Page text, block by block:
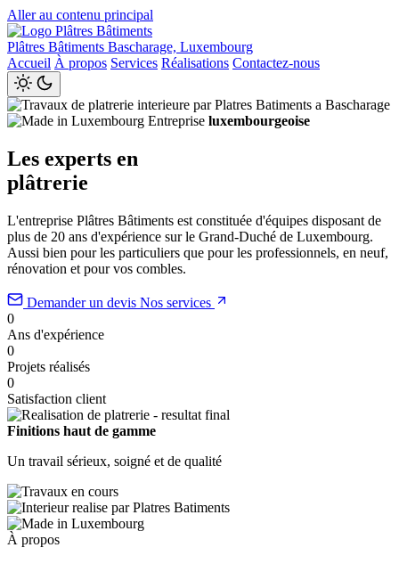
Aller au contenu principal
Plâtres Bâtiments Bascharage, Luxembourg
Accueil À propos Services Réalisations Contactez-nous
Entreprise luxembourgeoise
Les experts en
plâtrerie
L'entreprise Plâtres Bâtiments est constituée d'équipes disposant de
plus de 20 ans d'expérience sur le Grand-Duché de Luxembourg.
Aussi bien pour les particuliers que pour les professionnels, en neuf,
rénovation et pour vos combles.
Demander un devis Nos services
0
Ans d'expérience
0
Projets réalisés
0
Satisfaction client
Finitions haut de gamme
Un travail sérieux, soigné et de qualité
À propos